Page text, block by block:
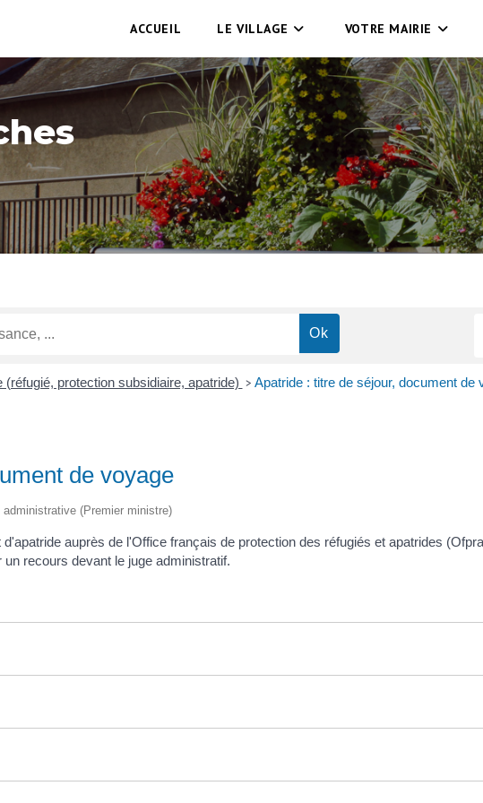
ACCUEIL LE VILLAGE VOTRE MAIRIE
(réfugié, protection subsidiaire, apatride) > Apatride : titre de séjour, document de
de voyage
(Premier ministre)
auprès de l'Office français de protection des réfugiés et apatrides
recours devant le juge administratif.